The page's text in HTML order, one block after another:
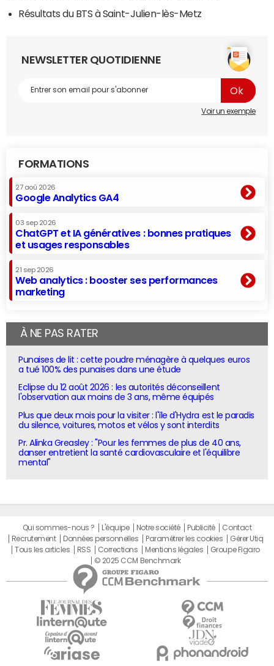
Résultats du BTS à Saint-Julien-lès-Metz
NEWSLETTER QUOTIDIENNE
Voir un exemple
FORMATIONS
27 aoû 2026
Google Analytics GA4
03 sep 2026
ChatGPT et IA génératives : bonnes pratiques
et usages responsables
21 sep 2026
Web analytics : booster ses performances
marketing
À NE PAS RATER
Punaises de lit : cette poudre ménagère à quelques euros
a tué 100% des punaises dans une étude
Eclipse du 12 août 2026 : les autorités déconseillent
l'observation aux moins de 3 ans, même équipés
Plus que deux mois pour la visiter : l'île d'Hydra est le paradis
du silence, voitures, motos et vélos y sont interdits
Pr. Alinka Greasley : "Pour les femmes de plus de 40 ans,
danser entretient la santé cardiovasculaire et l'équilibre
mental"
Qui sommes-nous ? L'équipe Notre société Publicité
Contact
Recrutement
Données personnelles Paramétrer les cookies
Gérer Utiq
Tous les articles
RSS Corrections Mentions légales
Groupe Figaro
© 2025 CCM Benchmark